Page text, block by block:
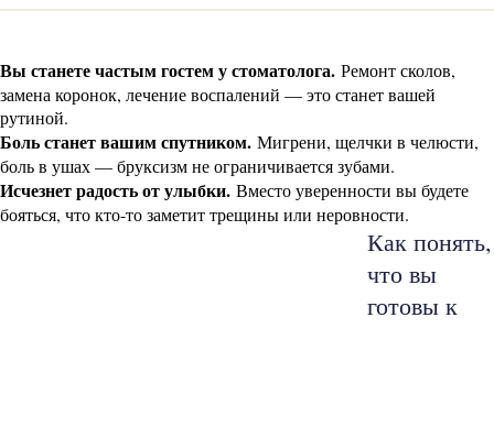
Вы станете частым гостем у стоматолога. Ремонт сколов,
замена коронок, лечение воспалений — это станет вашей
рутиной.
Боль станет вашим спутником. Мигрени, щелчки в челюсти,
боль в ушах — бруксизм не ограничивается зубами.
Исчезнет радость от улыбки. Вместо уверенности вы будете
бояться, что кто-то заметит трещины или неровности.
Как понять,
что вы
готовы к